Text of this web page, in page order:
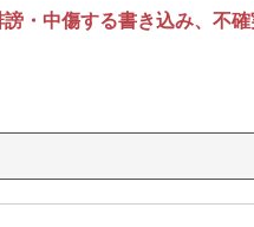
・中傷する書き込み、不